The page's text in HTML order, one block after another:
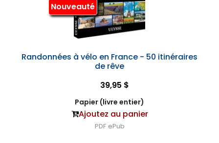
Nouveauté
Randonnées à vélo en France - 50 itinéraires
de rêve
39,95 $
Papier (livre entier)
Ajoutez au panier
PDF ePub